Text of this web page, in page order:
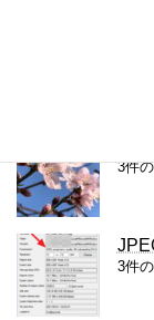
3件
3件